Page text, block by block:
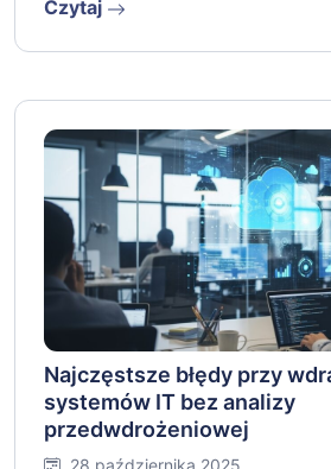
Czytaj
Najczęstsze błędy przy
systemów IT bez analizy
przedwdrożeniowej
28 października 2025